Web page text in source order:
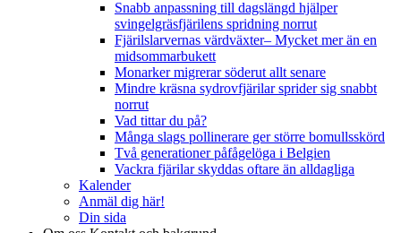
Snabb anpassning till dagslängd hjälper
svingelgräsfjärilens spridning norrut
Fjärilslarvernas värdväxter– Mycket mer än en
midsommarbukett
Monarker migrerar söderut allt senare
Mindre kräsna sydrovfjärilar sprider sig snabbt
norrut
Vad tittar du på?
Många slags pollinerare ger större bomullsskörd
Två generationer påfågelöga i Belgien
Vackra fjärilar skyddas oftare än alldagliga
Kalender
Anmäl dig här!
Din sida